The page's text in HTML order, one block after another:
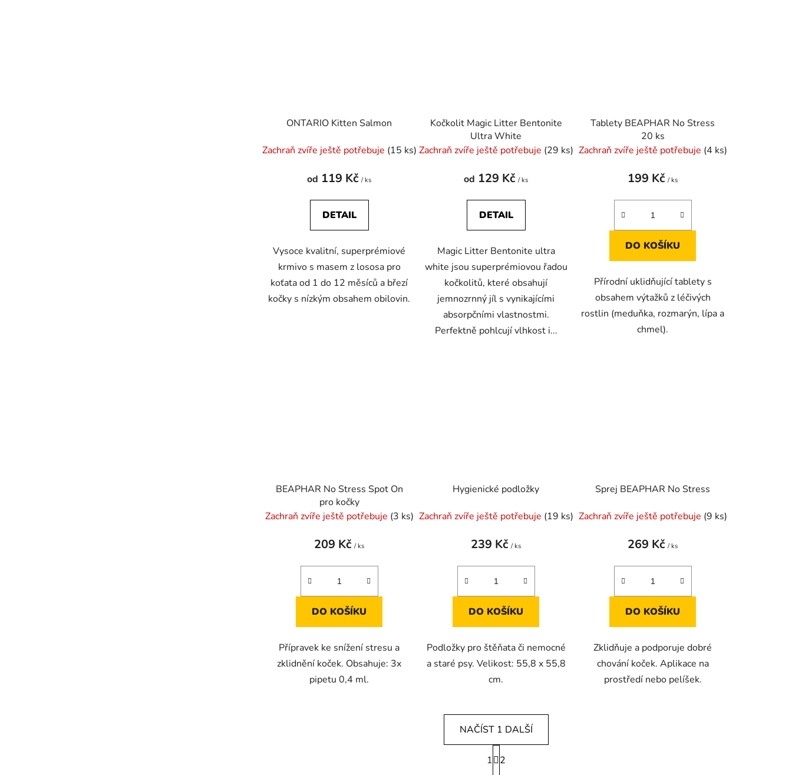
ONTARIO Kitten Salmon
Zachraň zvíře ještě potřebuje (15 ks)
od 119 Kč/ ks
DETAIL
Vysoce kvalitní, superprémiové
krmivo s masem z lososa pro
koťata od 1 do 12 měsíců a březí
kočky s nízkým obsahem obilovin.
Kočkolit Magic Litter Bentonite
Ultra White
Zachraň zvíře ještě potřebuje (29 ks)
od 129 Kč/ ks
DETAIL
Magic Litter Bentonite ultra
white jsou superprémiovou řadou
kočkolitů, které obsahují
jemnozrnný jíl s vynikajícími
absorpčními vlastnostmi.
Perfektně pohlcují vlhkost i...
Tablety BEAPHAR No Stress
20 ks
Zachraň zvíře ještě potřebuje (4 ks)
199 Kč/ ks
DO KOŠÍKU
Přírodní uklidňující tablety s
obsahem výtažků z léčivých
rostlin (meduňka, rozmarýn, lípa a
chmel).
BEAPHAR No Stress Spot On
pro kočky
Zachraň zvíře ještě potřebuje (3 ks)
209 Kč/ ks
DO KOŠÍKU
Přípravek ke snížení stresu a
zklidnění koček. Obsahuje: 3x
pipetu 0,4 ml.
Hygienické podložky
Zachraň zvíře ještě potřebuje (19 ks)
239 Kč/ ks
DO KOŠÍKU
Podložky pro štěňata či nemocné
a staré psy. Velikost: 55,8 x 55,8
cm.
Sprej BEAPHAR No Stress
Zachraň zvíře ještě potřebuje (9 ks)
269 Kč/ ks
DO KOŠÍKU
Zklidňuje a podporuje dobré
chování koček. Aplikace na
prostředí nebo pelíšek.
O
NAČÍST 1 DALŠÍ
S
t
1 2